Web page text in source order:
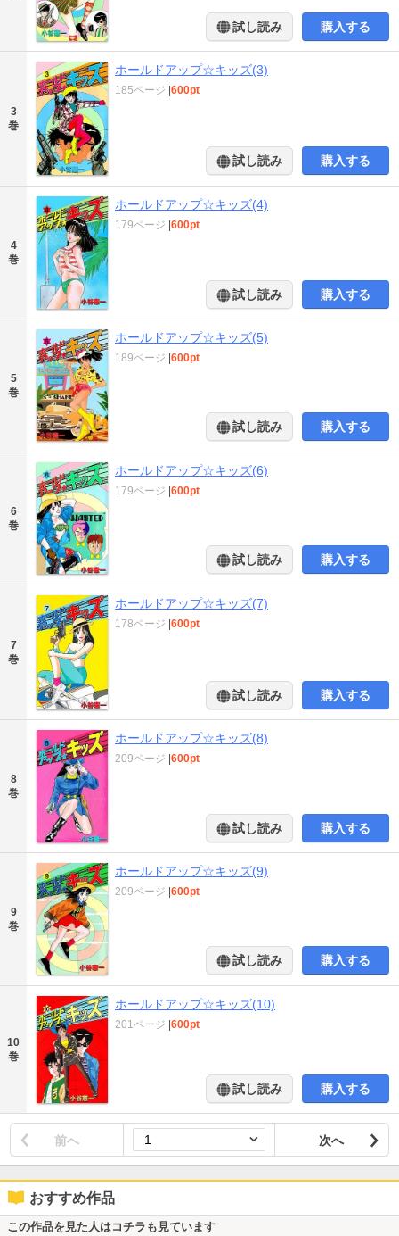
試し読み 購入する
3
巻
ホールドアップ☆キッズ(3)
185ページ |600pt
試し読み 購入する
4
巻
ホールドアップ☆キッズ(4)
179ページ |600pt
試し読み 購入する
5
巻
ホールドアップ☆キッズ(5)
189ページ |600pt
試し読み 購入する
6
巻
ホールドアップ☆キッズ(6)
179ページ |600pt
試し読み 購入する
7
巻
ホールドアップ☆キッズ(7)
178ページ |600pt
試し読み 購入する
8
巻
ホールドアップ☆キッズ(8)
209ページ |600pt
試し読み 購入する
9
巻
ホールドアップ☆キッズ(9)
209ページ |600pt
試し読み 購入する
10
巻
ホールドアップ☆キッズ(10)
201ページ |600pt
試し読み 購入する
前へ 次へ
おすすめ作品
この作品を見た人はコチラも見ています